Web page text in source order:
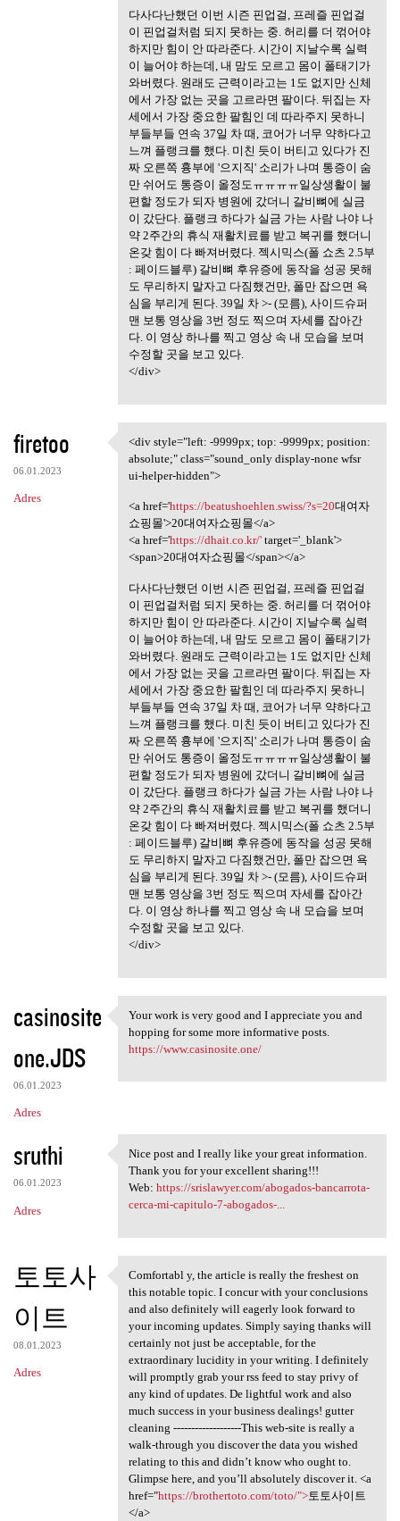
다사다난했던 이번 시즌 핀업걸, 프레즐 핀업걸
이 핀업걸처럼 되지 못하는 중. 허리를 더 꺾어야
하지만 힘이 안 따라준다. 시간이 지날수록 실력
이 늘어야 하는데, 내 맘도 모르고 몸이 폴태기가
와버렸다. 원래도 근력이라고는 1도 없지만 신체
에서 가장 없는 곳을 고르라면 팔이다. 뒤집는 자
세에서 가장 중요한 팔힘인 데 따라주지 못하니
부들부들 연속 37일 차 때, 코어가 너무 약하다고
느껴 플랭크를 했다. 미친 듯이 버티고 있다가 진
짜 오른쪽 흉부에 '으지직' 소리가 나며 통증이 숨
만 쉬어도 통증이 올정도ㅠㅠㅠㅠ일상생활이 불
편할 정도가 되자 병원에 갔더니 갈비뼈에 실금
이 갔단다. 플랭크 하다가 실금 가는 사람 나야 나
약 2주간의 휴식 재활치료를 받고 복귀를 했더니
온갖 힘이 다 빠져버렸다. 젝시믹스(폴 쇼츠 2.5부
: 페이드블루) 갈비뼈 후유증에 동작을 성공 못해
도 무리하지 말자고 다짐했건만, 폴만 잡으면 욕
심을 부리게 된다. 39일 차 >- (모름), 사이드슈퍼
맨 보통 영상을 3번 정도 찍으며 자세를 잡아간
다. 이 영상 하나를 찍고 영상 속 내 모습을 보며
수정할 곳을 보고 있다.
</div>
firetoo
06.01.2023
Adres
<div style="left: -9999px;
<div style="left: -9999px; top: -9999px; position:
absolute;" class="sound_only display-none wfsr
ui-helper-hidden">
<a href='https://beatushoehlen.swiss/?s=20대여자
쇼핑몰'>20대여자쇼핑몰</a>
<a href='https://dhait.co.kr/'target='_blank'>
<span>20대여자쇼핑몰</span></a>
다사다난했던 이번 시즌 핀업걸, 프레즐 핀업걸
이 핀업걸처럼 되지 못하는 중. 허리를 더 꺾어야
하지만 힘이 안 따라준다. 시간이 지날수록 실력
이 늘어야 하는데, 내 맘도 모르고 몸이 폴태기가
와버렸다. 원래도 근력이라고는 1도 없지만 신체
에서 가장 없는 곳을 고르라면 팔이다. 뒤집는 자
세에서 가장 중요한 팔힘인 데 따라주지 못하니
부들부들 연속 37일 차 때, 코어가 너무 약하다고
느껴 플랭크를 했다. 미친 듯이 버티고 있다가 진
짜 오른쪽 흉부에 '으지직' 소리가 나며 통증이 숨
만 쉬어도 통증이 올정도ㅠㅠㅠㅠ일상생활이 불
편할 정도가 되자 병원에 갔더니 갈비뼈에 실금
이 갔단다. 플랭크 하다가 실금 가는 사람 나야 나
약 2주간의 휴식 재활치료를 받고 복귀를 했더니
온갖 힘이 다 빠져버렸다. 젝시믹스(폴 쇼츠 2.5부
: 페이드블루) 갈비뼈 후유증에 동작을 성공 못해
도 무리하지 말자고 다짐했건만, 폴만 잡으면 욕
심을 부리게 된다. 39일 차 >- (모름), 사이드슈퍼
맨 보통 영상을 3번 정도 찍으며 자세를 잡아간
다. 이 영상 하나를 찍고 영상 속 내 모습을 보며
수정할 곳을 보고 있다.
</div>
casinosite
one.JDS
06.01.2023
Adres
Your work is very good and I
Your work is very good and I appreciate you and
hopping for some more informative posts.
https://www.casinosite.one/
sruthi
06.01.2023
Adres
Nice post and I really like
Nice post and I really like your great information.
Thank you for your excellent sharing!!!
Web: https://srislawyer.com/abogados-bancarrota-
cerca-mi-capitulo-7-abogados-...
토토사
이트
08.01.2023
Adres
Comfortabl y, the article is
Comfortabl y, the article is really the freshest on
this notable topic. I concur with your conclusions
and also definitely will eagerly look forward to
your incoming updates. Simply saying thanks will
certainly not just be acceptable, for the
extraordinary lucidity in your writing. I definitely
will promptly grab your rss feed to stay privy of
any kind of updates. De lightful work and also
much success in your business dealings! gutter
cleaning -------------------This web-site is really a
walk-through you discover the data you wished
relating to this and didn’t know who ought to.
Glimpse here, and you’ll absolutely discover it. <a
href="https://brothertoto.com/toto/">토토사이트
</a>